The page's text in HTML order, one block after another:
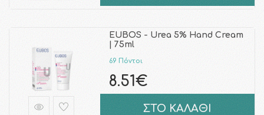
EUBOS - Urea 5% Hand Cream
| 75ml
69 Πόντοι
8.51€
ΣΤΟ ΚΑΛΑΘΙ